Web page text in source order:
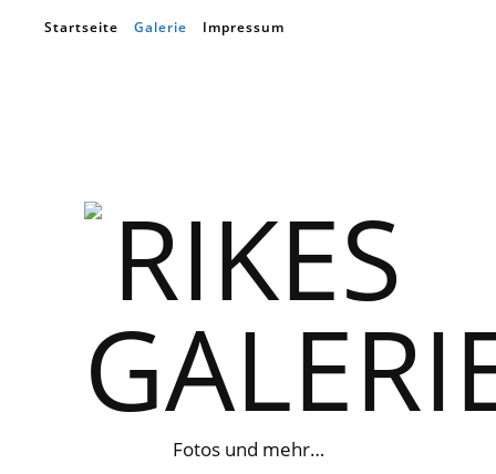
Startseite Galerie Impressum
Fotos und mehr…